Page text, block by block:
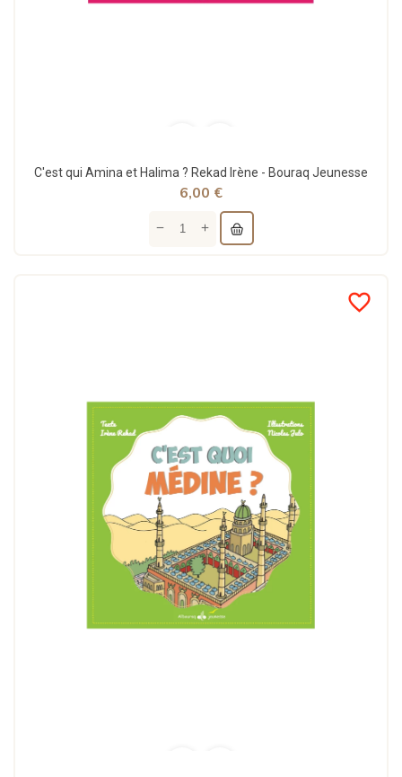
C'est qui Amina et Halima ? Rekad Irène - Bouraq Jeunesse
6,00 €
favorite_border